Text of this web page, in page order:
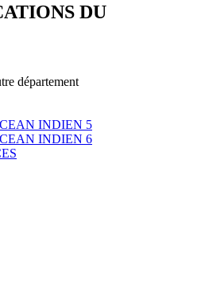
DU
département
INDIEN 5
INDIEN 6